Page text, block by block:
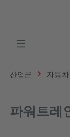
산업군 자동
파워트레